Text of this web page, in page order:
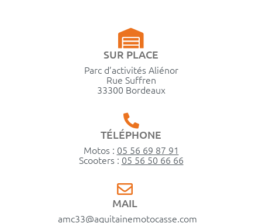
SUR PLACE
Parc d’activités Aliénor
Rue Suffren
33300 Bordeaux
TÉLÉPHONE
Motos : 05 56 69 87 91
Scooters : 05 56 50 66 66
MAIL
amc33@aquitainemotocasse.com